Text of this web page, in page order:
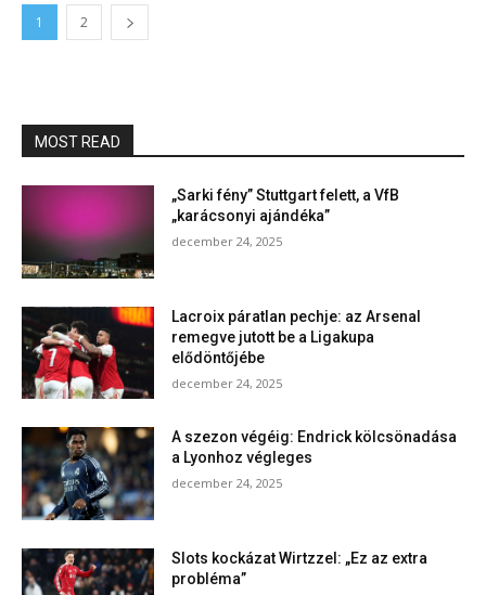
1 2
MOST READ
„Sarki fény” Stuttgart felett, a VfB
„karácsonyi ajándéka”
december 24, 2025
Lacroix páratlan pechje: az Arsenal
remegve jutott be a Ligakupa
elődöntőjébe
december 24, 2025
A szezon végéig: Endrick kölcsönadása
a Lyonhoz végleges
december 24, 2025
Slots kockázat Wirtzzel: „Ez az extra
probléma”